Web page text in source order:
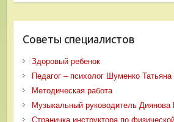
Советы специалистов
Здоровый ребенок
Педагог – психолог Шуменко
Методическая работа
Музыкальный руководитель
Страничка инструктора по